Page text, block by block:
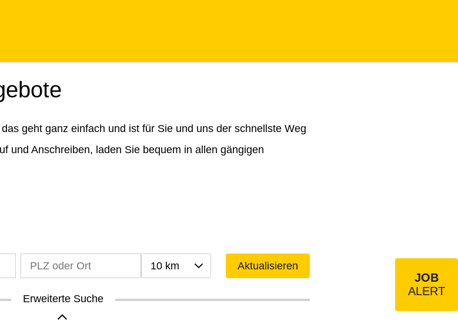
geht ganz einfach und ist für Sie und uns der schnellste Weg
und Anschreiben, laden Sie bequem in allen gängigen
10 km Aktualisieren
Erweiterte Suche
JOB
ALERT